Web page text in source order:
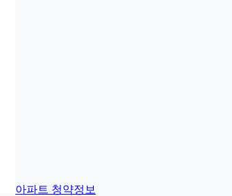
아파트 청약정보